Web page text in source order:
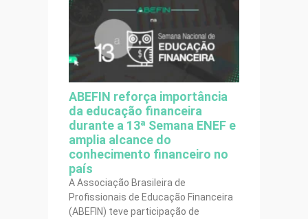
ABEFIN reforça importância
da educação financeira
durante a 13ª Semana ENEF e
amplia alcance do
conhecimento financeiro no
país
A Associação Brasileira de
Profissionais de Educação Financeira
(ABEFIN) teve participação de